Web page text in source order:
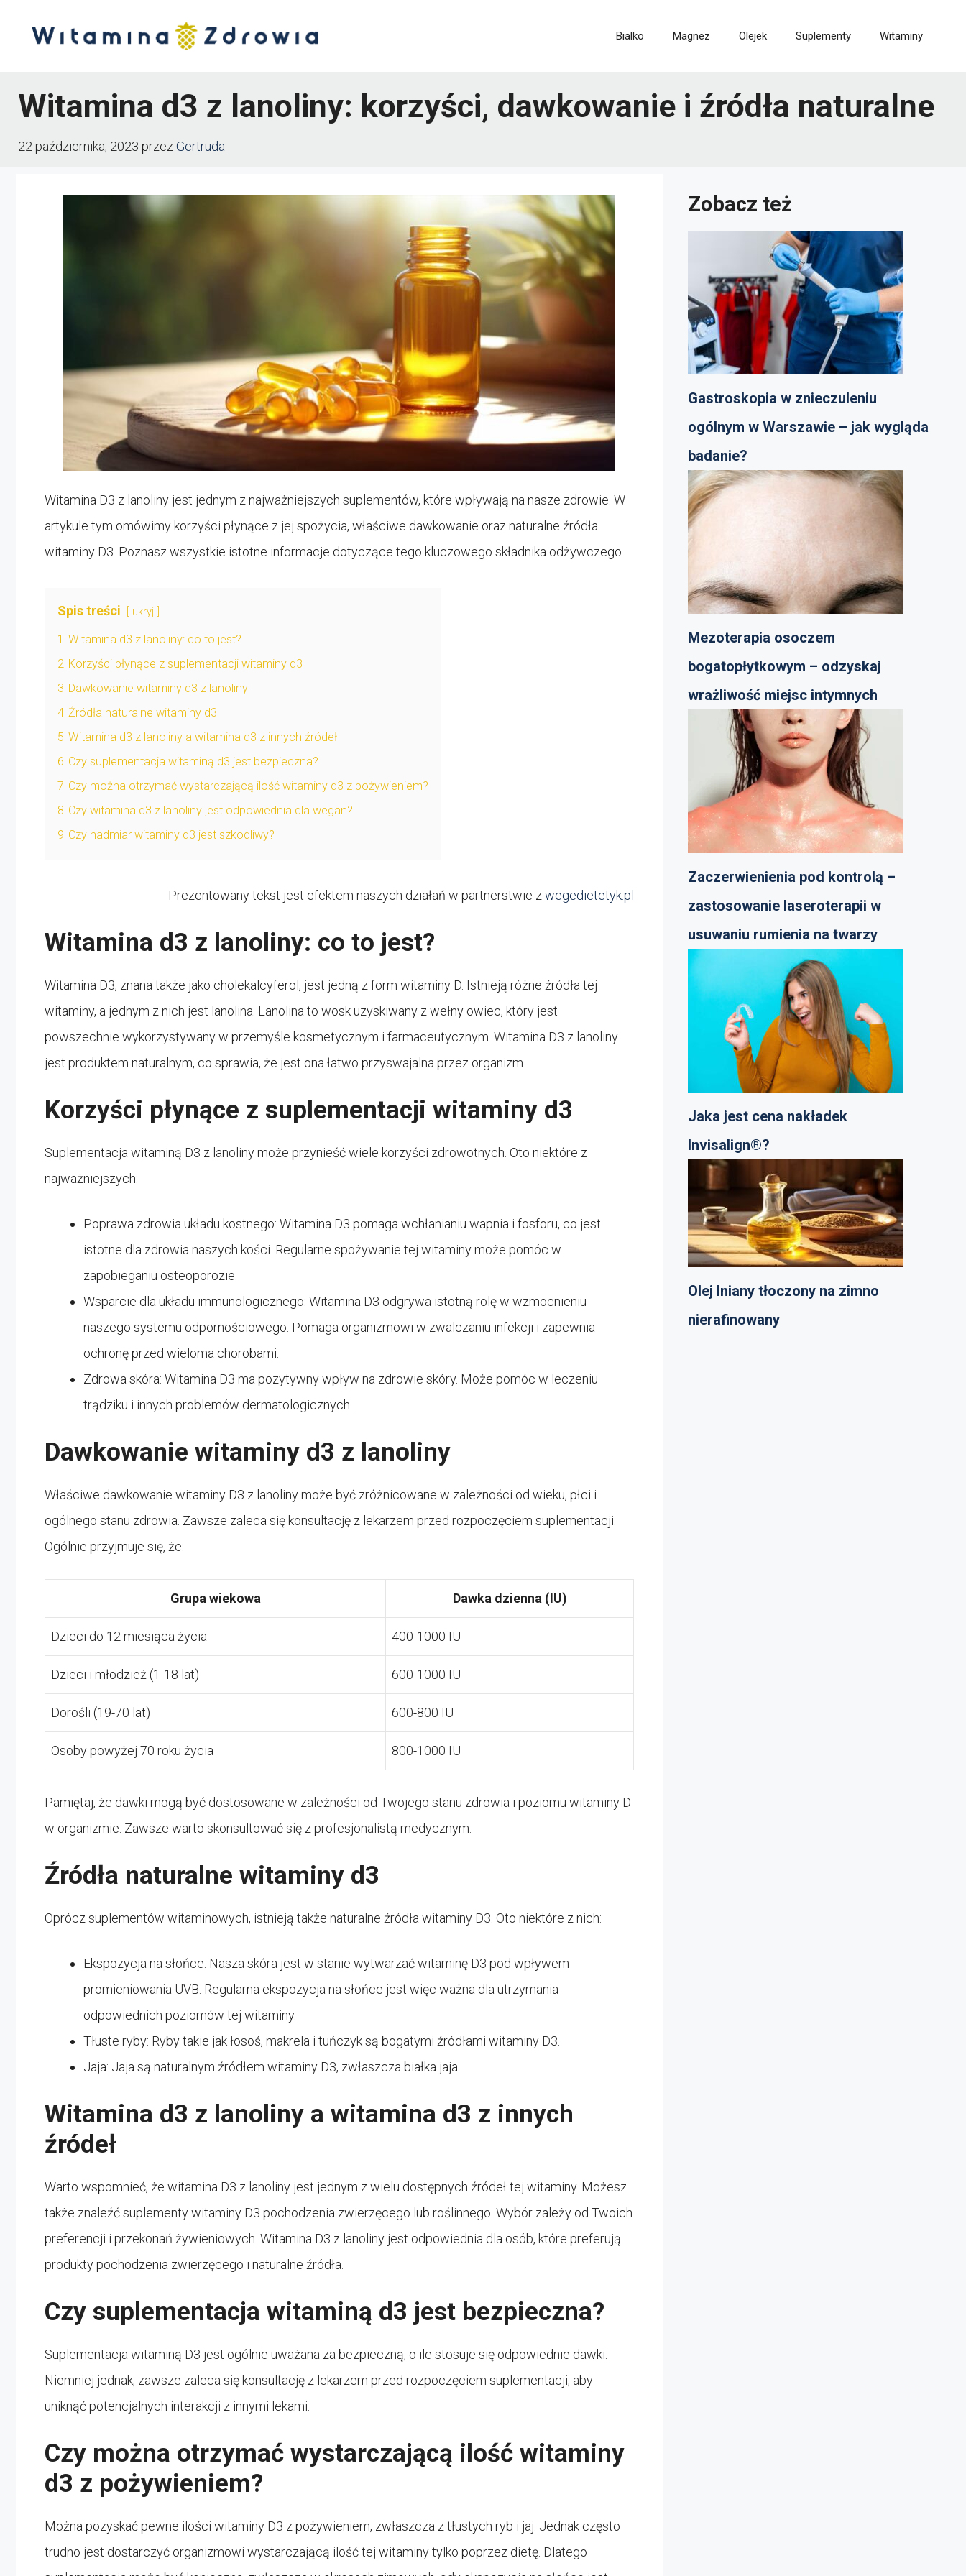
Bialko Magnez Olejek Suplementy Witaminy
Witamina d3 z lanoliny: korzyści, dawkowanie i źródła naturalne
22 października, 2023 przez Gertruda
Witamina D3 z lanoliny jest jednym z najważniejszych suplementów, które wpływają na nasze zdrowie. W
artykule tym omówimy korzyści płynące z jej spożycia, właściwe dawkowanie oraz naturalne źródła
witaminy D3. Poznasz wszystkie istotne informacje dotyczące tego kluczowego składnika odżywczego.
Spis treści ukryj
1 Witamina d3 z lanoliny: co to jest?
2 Korzyści płynące z suplementacji witaminy d3
3 Dawkowanie witaminy d3 z lanoliny
4 Źródła naturalne witaminy d3
5 Witamina d3 z lanoliny a witamina d3 z innych źródeł
6 Czy suplementacja witaminą d3 jest bezpieczna?
7 Czy można otrzymać wystarczającą ilość witaminy d3 z pożywieniem?
8 Czy witamina d3 z lanoliny jest odpowiednia dla wegan?
9 Czy nadmiar witaminy d3 jest szkodliwy?
Prezentowany tekst jest efektem naszych działań w partnerstwie z wegedietetyk.pl
Witamina d3 z lanoliny: co to jest?
Witamina D3, znana także jako cholekalcyferol, jest jedną z form witaminy D. Istnieją różne źródła tej
witaminy, a jednym z nich jest lanolina. Lanolina to wosk uzyskiwany z wełny owiec, który jest
powszechnie wykorzystywany w przemyśle kosmetycznym i farmaceutycznym. Witamina D3 z lanoliny
jest produktem naturalnym, co sprawia, że jest ona łatwo przyswajalna przez organizm.
Korzyści płynące z suplementacji witaminy d3
Suplementacja witaminą D3 z lanoliny może przynieść wiele korzyści zdrowotnych. Oto niektóre z
najważniejszych:
Poprawa zdrowia układu kostnego: Witamina D3 pomaga wchłanianiu wapnia i fosforu, co jest
istotne dla zdrowia naszych kości. Regularne spożywanie tej witaminy może pomóc w
zapobieganiu osteoporozie.
Wsparcie dla układu immunologicznego: Witamina D3 odgrywa istotną rolę w wzmocnieniu
naszego systemu odpornościowego. Pomaga organizmowi w zwalczaniu infekcji i zapewnia
ochronę przed wieloma chorobami.
Zdrowa skóra: Witamina D3 ma pozytywny wpływ na zdrowie skóry. Może pomóc w leczeniu
trądziku i innych problemów dermatologicznych.
Dawkowanie witaminy d3 z lanoliny
Właściwe dawkowanie witaminy D3 z lanoliny może być zróżnicowane w zależności od wieku, płci i
ogólnego stanu zdrowia. Zawsze zaleca się konsultację z lekarzem przed rozpoczęciem suplementacji.
Ogólnie przyjmuje się, że:
Grupa wiekowa Dawka dzienna (IU)
Dzieci do 12 miesiąca życia 400-1000 IU
Dzieci i młodzież (1-18 lat) 600-1000 IU
Dorośli (19-70 lat) 600-800 IU
Osoby powyżej 70 roku życia 800-1000 IU
Pamiętaj, że dawki mogą być dostosowane w zależności od Twojego stanu zdrowia i poziomu witaminy D
w organizmie. Zawsze warto skonsultować się z profesjonalistą medycznym.
Źródła naturalne witaminy d3
Oprócz suplementów witaminowych, istnieją także naturalne źródła witaminy D3. Oto niektóre z nich:
Ekspozycja na słońce: Nasza skóra jest w stanie wytwarzać witaminę D3 pod wpływem
promieniowania UVB. Regularna ekspozycja na słońce jest więc ważna dla utrzymania
odpowiednich poziomów tej witaminy.
Tłuste ryby: Ryby takie jak łosoś, makrela i tuńczyk są bogatymi źródłami witaminy D3.
Jaja: Jaja są naturalnym źródłem witaminy D3, zwłaszcza białka jaja.
Witamina d3 z lanoliny a witamina d3 z innych
źródeł
Warto wspomnieć, że witamina D3 z lanoliny jest jednym z wielu dostępnych źródeł tej witaminy. Możesz
także znaleźć suplementy witaminy D3 pochodzenia zwierzęcego lub roślinnego. Wybór zależy od Twoich
preferencji i przekonań żywieniowych. Witamina D3 z lanoliny jest odpowiednia dla osób, które preferują
produkty pochodzenia zwierzęcego i naturalne źródła.
Czy suplementacja witaminą d3 jest bezpieczna?
Suplementacja witaminą D3 jest ogólnie uważana za bezpieczną, o ile stosuje się odpowiednie dawki.
Niemniej jednak, zawsze zaleca się konsultację z lekarzem przed rozpoczęciem suplementacji, aby
uniknąć potencjalnych interakcji z innymi lekami.
Czy można otrzymać wystarczającą ilość witaminy
d3 z pożywieniem?
Można pozyskać pewne ilości witaminy D3 z pożywieniem, zwłaszcza z tłustych ryb i jaj. Jednak często
trudno jest dostarczyć organizmowi wystarczającą ilość tej witaminy tylko poprzez dietę. Dlatego
Zobacz też
Gastroskopia w znieczuleniu
ogólnym w Warszawie – jak wygląda
badanie?
Mezoterapia osoczem
bogatopłytkowym – odzyskaj
wrażliwość miejsc intymnych
Zaczerwienienia pod kontrolą –
zastosowanie laseroterapii w
usuwaniu rumienia na twarzy
Jaka jest cena nakładek
Invisalign®?
Olej lniany tłoczony na zimno
nierafinowany